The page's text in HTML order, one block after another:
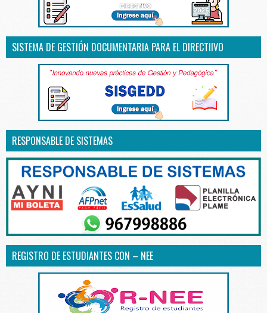
SISTEMA DE GESTIÓN DOCUMENTARIA PARA EL DIRECTIIVO
RESPONSABLE DE SISTEMAS
REGISTRO DE ESTUDIANTES CON – NEE